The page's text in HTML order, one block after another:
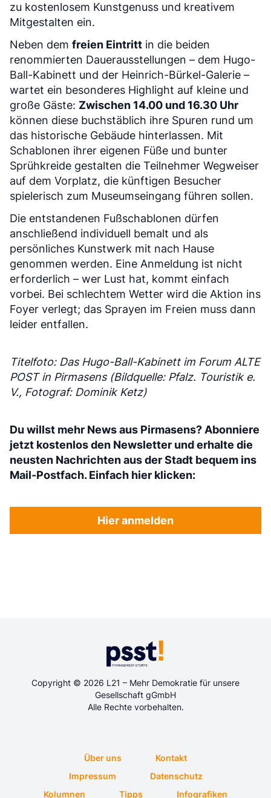
zu kostenlosem Kunstgenuss und kreativem
Mitgestalten ein.
Neben dem freien Eintritt in die beiden
renommierten Dauerausstellungen – dem Hugo-
Ball-Kabinett und der Heinrich-Bürkel-Galerie –
wartet ein besonderes Highlight auf kleine und
große Gäste: Zwischen 14.00 und 16.30 Uhr
können diese buchstäblich ihre Spuren rund um
das historische Gebäude hinterlassen. Mit
Schablonen ihrer eigenen Füße und bunter
Sprühkreide gestalten die Teilnehmer Wegweiser
auf dem Vorplatz, die künftigen Besucher
spielerisch zum Museumseingang führen sollen.
Die entstandenen Fußschablonen dürfen
anschließend individuell bemalt und als
persönliches Kunstwerk mit nach Hause
genommen werden. Eine Anmeldung ist nicht
erforderlich – wer Lust hat, kommt einfach
vorbei. Bei schlechtem Wetter wird die Aktion ins
Foyer verlegt; das Sprayen im Freien muss dann
leider entfallen.
Titelfoto: Das Hugo-Ball-Kabinett im Forum ALTE
POST in Pirmasens (Bildquelle: Pfalz. Touristik e.
V., Fotograf: Dominik Ketz)
Du willst mehr News aus Pirmasens? Abonniere
jetzt kostenlos den Newsletter und erhalte die
neusten Nachrichten aus der Stadt bequem ins
Mail-Postfach. Einfach hier klicken:
Hier anmelden
Copyright © 2026 L21 – Mehr Demokratie für unsere
Gesellschaft gGmbH
Alle Rechte vorbehalten.
Über uns
Kontakt
Impressum
Datenschutz
Kolumnen
Tipps Infografiken